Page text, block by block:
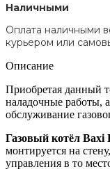
Наличными
Оплата наличными
курьером или
Описание
Приобретая данный
наладочные работы,
обслуживание
Газовый котёл Baxi
монтируется на
управления в то